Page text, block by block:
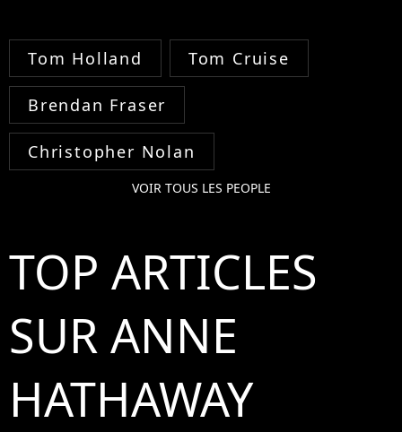
Tom Holland Tom Cruise
Brendan Fraser
Christopher Nolan
VOIR TOUS LES PEOPLE
TOP ARTICLES
SUR ANNE
HATHAWAY